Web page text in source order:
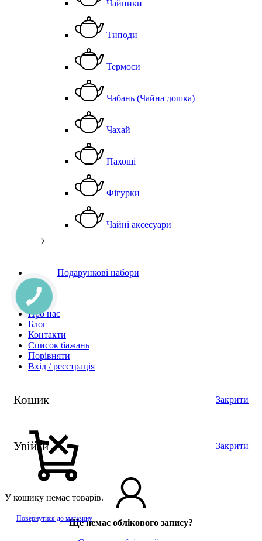
Чайники
Типоди
Термоси
Чабань (Чайна дошка)
Чахай
Пахощі
Фігурки
Чайні аксесуари
Подарункові набори
Чай
Акції
Про нас
Блог
Контакти
Список бажань
Порівняти
Вхід / реєстрація
Кошик Закрити
У кошику немає товарів.
Повернутися до магазину
Увійти Закрити
Ще немає облікового запису?